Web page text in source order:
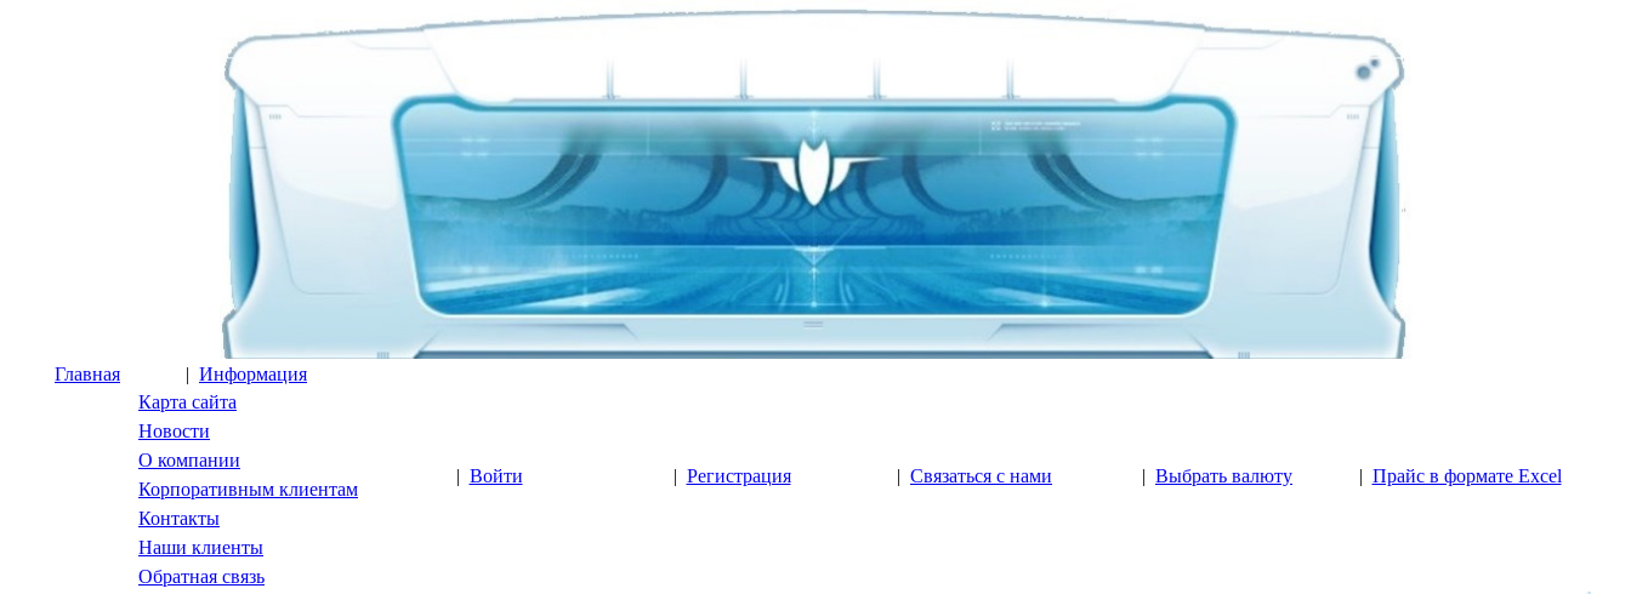
Главная | Информация
Карта сайта
Новости
О компании
Корпоративным клиентам
Контакты
Наши клиенты
Обратная связь
| Войти | Регистрация | Связаться с нами | Выбрать валюту | Прайс в формате Excel